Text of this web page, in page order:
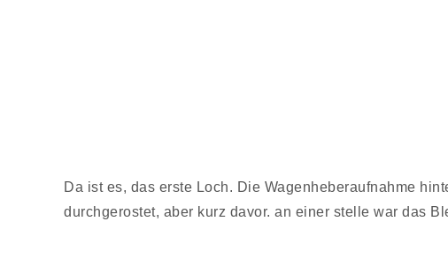
Da ist es, das erste Loch. Die Wagenheberaufnahme
durchgerostet, aber kurz davor. an einer stelle war das